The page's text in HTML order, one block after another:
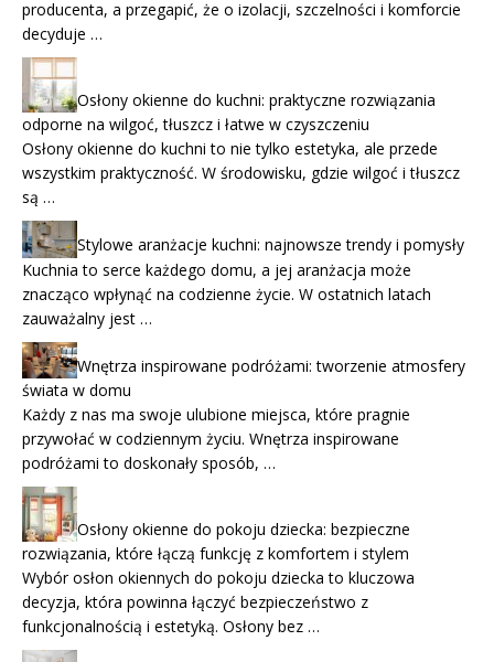
producenta, a przegapić, że o izolacji, szczelności i komforcie
decyduje …
Osłony okienne do kuchni: praktyczne rozwiązania
odporne na wilgoć, tłuszcz i łatwe w czyszczeniu
Osłony okienne do kuchni to nie tylko estetyka, ale przede
wszystkim praktyczność. W środowisku, gdzie wilgoć i tłuszcz
są …
Stylowe aranżacje kuchni: najnowsze trendy i pomysły
Kuchnia to serce każdego domu, a jej aranżacja może
znacząco wpłynąć na codzienne życie. W ostatnich latach
zauważalny jest …
Wnętrza inspirowane podróżami: tworzenie atmosfery
świata w domu
Każdy z nas ma swoje ulubione miejsca, które pragnie
przywołać w codziennym życiu. Wnętrza inspirowane
podróżami to doskonały sposób, …
Osłony okienne do pokoju dziecka: bezpieczne
rozwiązania, które łączą funkcję z komfortem i stylem
Wybór osłon okiennych do pokoju dziecka to kluczowa
decyzja, która powinna łączyć bezpieczeństwo z
funkcjonalnością i estetyką. Osłony bez …